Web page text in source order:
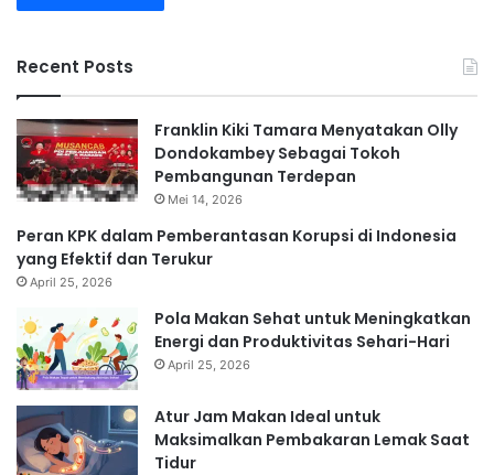
Recent Posts
Franklin Kiki Tamara Menyatakan Olly
Dondokambey Sebagai Tokoh
Pembangunan Terdepan
Mei 14, 2026
Peran KPK dalam Pemberantasan Korupsi di Indonesia
yang Efektif dan Terukur
April 25, 2026
Pola Makan Sehat untuk Meningkatkan
Energi dan Produktivitas Sehari-Hari
April 25, 2026
Atur Jam Makan Ideal untuk
Maksimalkan Pembakaran Lemak Saat
Tidur